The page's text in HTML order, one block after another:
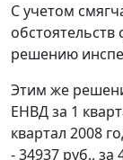
С учетом
решению
Этим же
ЕНВД за 1
квартал 2008
- 34937 руб., за